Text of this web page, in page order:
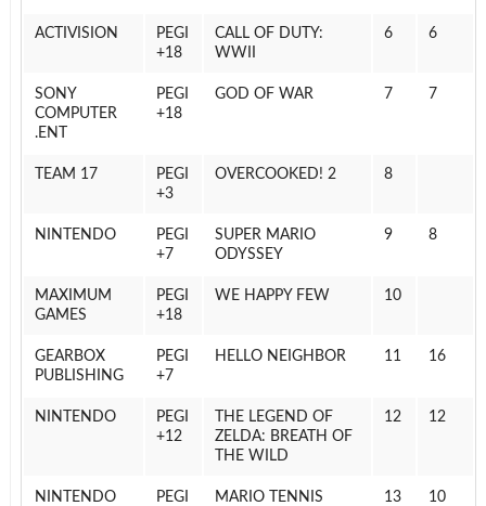
6
6
CALL OF DUTY:
WWII
PEGI
18+
ACTIVISION
7
7
GOD OF WAR
PEGI
18+
SONY
COMPUTER
ENT.
8
OVERCOOKED! 2
PEGI
3+
TEAM 17
8
9
SUPER MARIO
ODYSSEY
PEGI
7+
NINTENDO
10
WE HAPPY FEW
PEGI
18+
MAXIMUM
GAMES
16
11
HELLO NEIGHBOR
PEGI
7+
GEARBOX
PUBLISHING
12
12
THE LEGEND OF
ZELDA: BREATH OF
THE WILD
PEGI
12+
NINTENDO
10
13
MARIO TENNIS
PEGI
NINTENDO